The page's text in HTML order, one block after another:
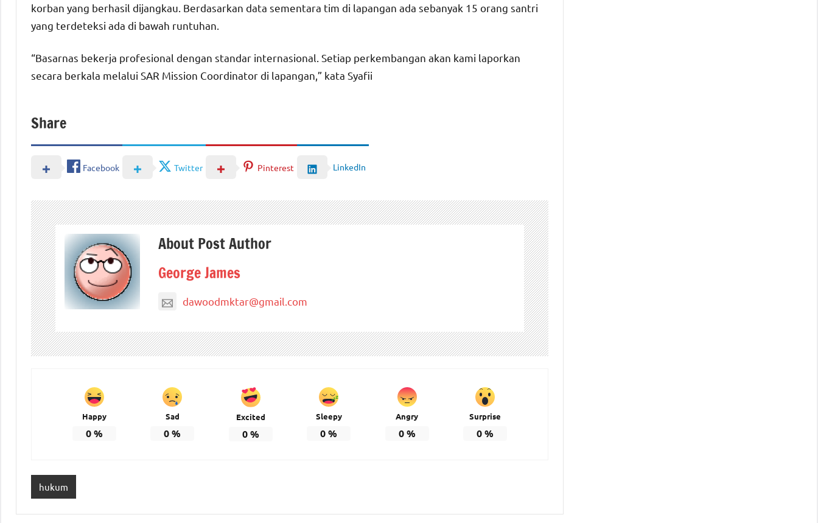
korban yang berhasil dijangkau. Berdasarkan data sementara tim di lapangan ada sebanyak 15 orang santri
yang terdeteksi ada di bawah runtuhan.
“Basarnas bekerja profesional dengan standar internasional. Setiap perkembangan akan kami laporkan
secara berkala melalui SAR Mission Coordinator di lapangan,” kata Syafii
Share
Facebook Twitter Pinterest LinkedIn
About Post Author
George James
dawoodmktar@gmail.com
Happy
0%
Sad
0%
Excited
0%
Sleepy
0%
Angry
0%
Surprise
0%
hukum